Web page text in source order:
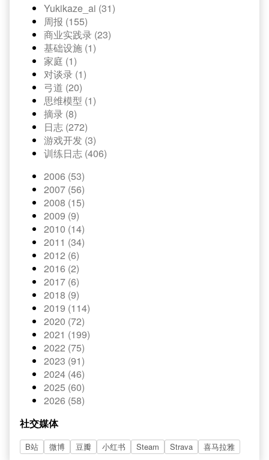
Yukikaze_ai (31)
周报 (155)
商业实践录 (23)
基础设施 (1)
家庭 (1)
对谈录 (1)
弓道 (20)
思维模型 (1)
摘录 (8)
日志 (272)
游戏开发 (3)
训练日志 (406)
2006 (53)
2007 (56)
2008 (15)
2009 (9)
2010 (14)
2011 (34)
2012 (6)
2016 (2)
2017 (6)
2018 (9)
2019 (114)
2020 (72)
2021 (199)
2022 (75)
2023 (91)
2024 (46)
2025 (60)
2026 (58)
社交媒体
B站 微博 豆瓣 小红书 Steam Strava 喜马拉雅